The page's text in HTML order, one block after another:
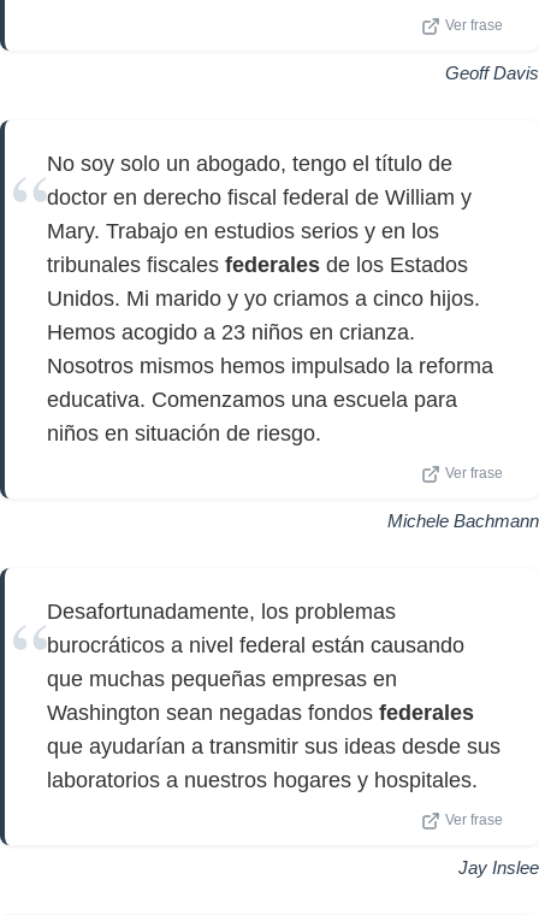
Ver frase
Geoff Davis
No soy solo un abogado, tengo el título de
doctor en derecho fiscal federal de William y
Mary. Trabajo en estudios serios y en los
tribunales fiscales federales de los Estados
Unidos. Mi marido y yo criamos a cinco hijos.
Hemos acogido a 23 niños en crianza.
Nosotros mismos hemos impulsado la reforma
educativa. Comenzamos una escuela para
niños en situación de riesgo.
Ver frase
Michele Bachmann
Desafortunadamente, los problemas
burocráticos a nivel federal están causando
que muchas pequeñas empresas en
Washington sean negadas fondos federales
que ayudarían a transmitir sus ideas desde sus
laboratorios a nuestros hogares y hospitales.
Ver frase
Jay Inslee